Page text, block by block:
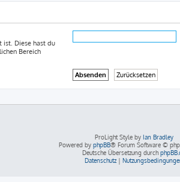
ist. Diese hast du
Bereich
ProLight Style by Ian Bradley
Powered by phpBB® Forum Software ©
Deutsche Übersetzung durch
Datenschutz |